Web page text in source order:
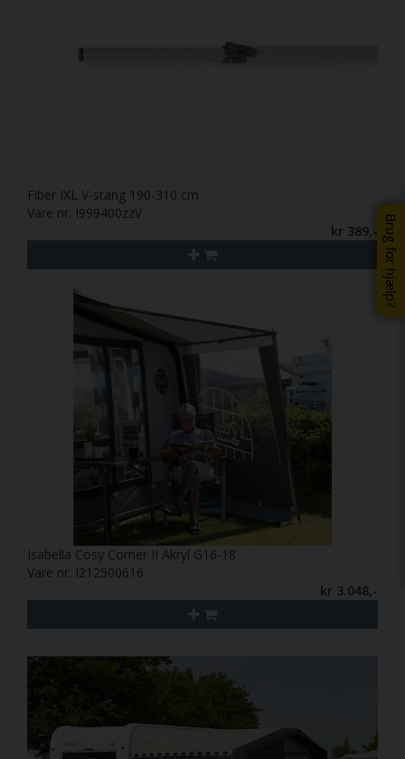
Brug for hjælp?
Fiber IXL V-stang 190-310 cm
Vare nr. I999400zzV
kr 389,-
Isabella Cosy Corner II Akryl G16-18
Vare nr. I212500616
kr 3.048,-